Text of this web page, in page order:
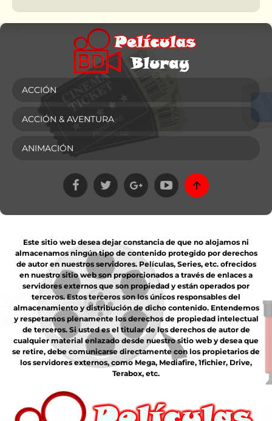
ACCIÓN
ACCIÓN & AVENTURA
ANIMACIÓN
Este sitio web desea dejar constancia de que no alojamos ni
almacenamos ningún tipo de contenido protegido por derechos
de autor en nuestros servidores. Películas, Series, etc. ofrecidos
en nuestro sitio web son proporcionados a través de enlaces a
servidores externos que son propiedad y están operados por
terceros. Estos terceros son los únicos responsables del
almacenamiento y distribución de dicho contenido. Entendemos
y respetamos plenamente los derechos de propiedad intelectual
de terceros. Si usted es el titular de los derechos de autor de
cualquier material enlazado desde nuestro sitio web y desea que
se retire, debe comunicarse directamente con los propietarios de
los servidores externos, como Mega, Mediafire, 1fichier, Drive,
Terabox, etc.